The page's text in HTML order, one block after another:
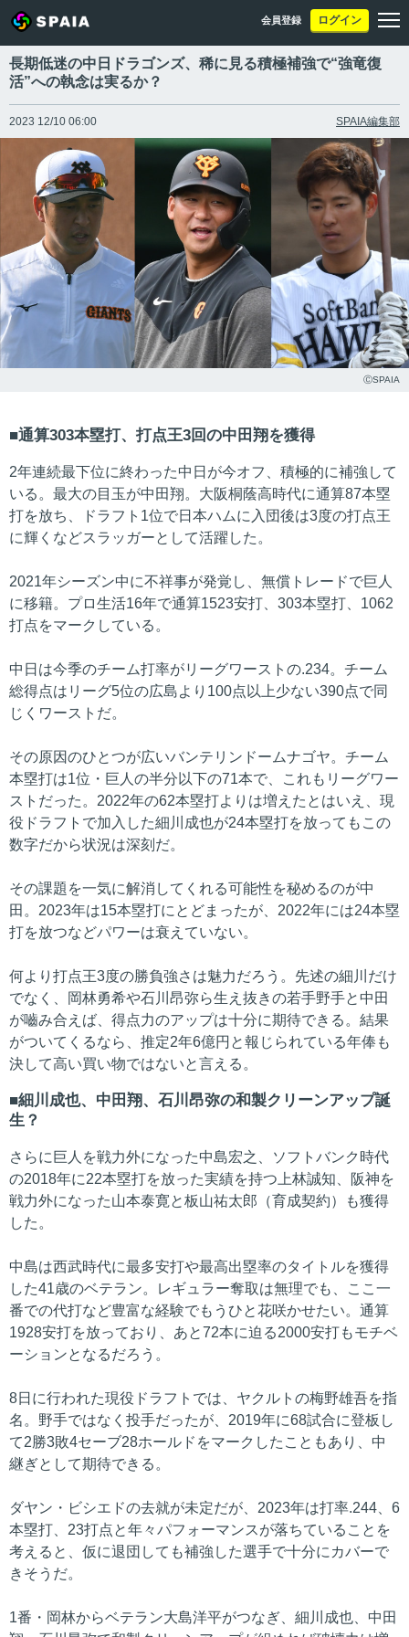
会員登録 ログイン
長期低迷の中日ドラゴンズ、稀に見る積極補強で“強竜復
活”への執念は実るか？
2023 12/10 06:00 SPAIA編集部
ⒸSPAIA
通算303本塁打、打点王3回の中田翔を獲得
2年連続最下位に終わった中日が今オフ、積極的に補強して
いる。最大の目玉が中田翔。大阪桐蔭高時代に通算87本塁
打を放ち、ドラフト1位で日本ハムに入団後は3度の打点王
に輝くなどスラッガーとして活躍した。
2021年シーズン中に不祥事が発覚し、無償トレードで巨人
に移籍。プロ生活16年で通算1523安打、303本塁打、1062
打点をマークしている。
中日は今季のチーム打率がリーグワーストの.234。チーム
総得点はリーグ5位の広島より100点以上少ない390点で同
じくワーストだ。
その原因のひとつが広いバンテリンドームナゴヤ。チーム
本塁打は1位・巨人の半分以下の71本で、これもリーグワー
ストだった。2022年の62本塁打よりは増えたとはいえ、現
役ドラフトで加入した細川成也が24本塁打を放ってもこの
数字だから状況は深刻だ。
その課題を一気に解消してくれる可能性を秘めるのが中
田。2023年は15本塁打にとどまったが、2022年には24本塁
打を放つなどパワーは衰えていない。
何より打点王3度の勝負強さは魅力だろう。先述の細川だけ
でなく、岡林勇希や石川昂弥ら生え抜きの若手野手と中田
が嚙み合えば、得点力のアップは十分に期待できる。結果
がついてくるなら、推定2年6億円と報じられている年俸も
決して高い買い物ではないと言える。
細川成也、中田翔、石川昂弥の和製クリーンアップ誕
生？
さらに巨人を戦力外になった中島宏之、ソフトバンク時代
の2018年に22本塁打を放った実績を持つ上林誠知、阪神を
戦力外になった山本泰寛と板山祐太郎（育成契約）も獲得
した。
中島は西武時代に最多安打や最高出塁率のタイトルを獲得
した41歳のベテラン。レギュラー奪取は無理でも、ここ一
番での代打など豊富な経験でもうひと花咲かせたい。通算
1928安打を放っており、あと72本に迫る2000安打もモチベ
ーションとなるだろう。
8日に行われた現役ドラフトでは、ヤクルトの梅野雄吾を指
名。野手ではなく投手だったが、2019年に68試合に登板し
て2勝3敗4セーブ28ホールドをマークしたこともあり、中
継ぎとして期待できる。
ダヤン・ビシエドの去就が未定だが、2023年は打率.244、6
本塁打、23打点と年々パフォーマンスが落ちていることを
考えると、仮に退団しても補強した選手で十分にカバーで
きそうだ。
1番・岡林からベテラン大島洋平がつなぎ、細川成也、中田